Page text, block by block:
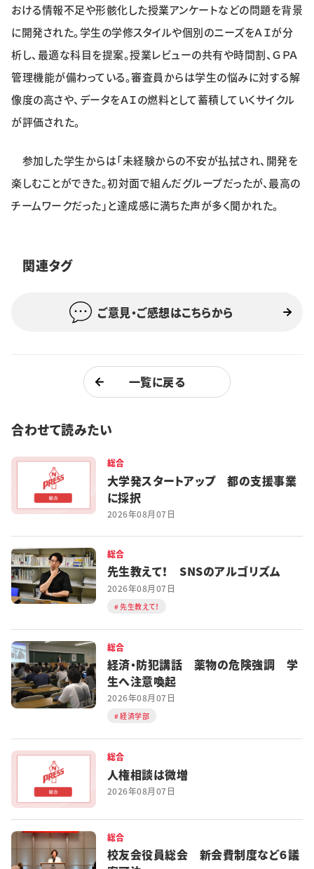
おける情報不足や形骸化した授業アンケートなどの問題を背景
に開発された。学生の学修スタイルや個別のニーズをＡＩが分
析し、最適な科目を提案。授業レビューの共有や時間割、ＧＰＡ
管理機能が備わっている。審査員からは学生の悩みに対する解
像度の高さや、データをＡＩの燃料として蓄積していくサイクル
が評価された。
参加した学生からは「未経験からの不安が払拭され、開発を
楽しむことができた。初対面で組んだグループだったが、最高の
チームワークだった」と達成感に満ちた声が多く聞かれた。
関連タグ
ご意見・ご感想はこちらから
一覧に戻る
合わせて読みたい
総合
大学発スタートアップ 都の支援事業
に採択
2026年08月07日
総合
先生教えて！ SNSのアルゴリズム
2026年08月07日
先生教えて！
総合
経済・防犯講話 薬物の危険強調 学
生へ注意喚起
2026年08月07日
経済学部
総合
人権相談は微増
2026年08月07日
総合
校友会役員総会 新会費制度など６議